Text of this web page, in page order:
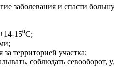
заболевания и спасти
15⁰С;
территорией участка;
соблюдать севооборот,